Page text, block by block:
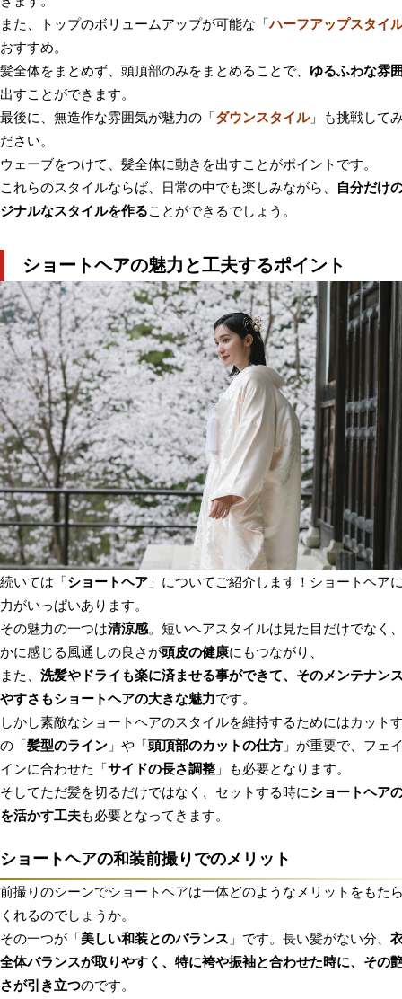
また、トップのボリュームアップが可能な「ハーフアップスタイ
おすすめ。
髪全体をまとめず、頭頂部のみをまとめることで、 ゆるふわな雰
出すことができます。
最後に、無造作な雰囲気が魅力の「ダウンスタイル」も挑戦して
ださい。
ウェーブをつけて、髪全体に動きを出すことがポイントです。
これらのスタイルならば、日常の中でも楽しみながら、
自分だけ
ジナルなスタイルを作ることができるでしょう。
ショートヘアの魅力と工夫するポイント
続いては「ショートヘア 」についてご紹介します！ショートヘア
力がいっぱいあります。
その魅力の一つは清涼感。短いヘアスタイルは見た目だけでなく
かに感じる風通しの良さが頭皮の健康にもつながり、
また、 洗髪やドライも楽に済ませる事ができて、そのメンテナン
やすさもショートヘアの大きな魅力です。
しかし素敵なショートヘアのスタイルを維持するためにはカット
の「髪型のライン 」や「頭頂部のカットの仕方 」が重要で、フェ
インに合わせた「サイドの長さ調整 」も必要となります。
そしてただ髪を切るだけではなく、セットする時にショートヘア
を活かす工夫も必要となってきます。
ショートヘアの和装前撮りでのメリット
前撮りのシーンでショートヘアは一体どのようなメリットをもた
くれるのでしょうか。
その一つが「美しい和装とのバランス 」です。長い髪がない分、
全体バランスが取りやすく、特に袴や振袖と合わせた時に、その
さが引き立つのです。